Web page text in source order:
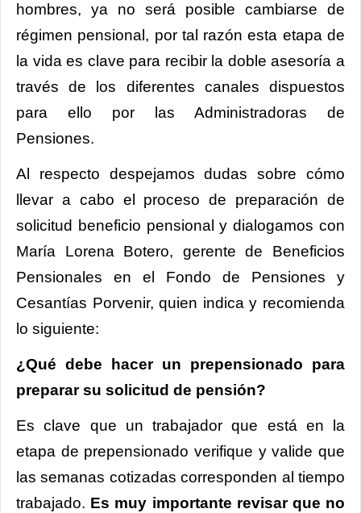
hombres, ya no será posible cambiarse de
régimen pensional, por tal razón esta etapa de
la vida es clave para recibir la doble asesoría a
través de los diferentes canales dispuestos
para ello por las Administradoras de
Pensiones.
Al respecto despejamos dudas sobre cómo
llevar a cabo el proceso de preparación de
solicitud beneficio pensional y dialogamos con
María Lorena Botero, gerente de Beneficios
Pensionales en el Fondo de Pensiones y
Cesantías Porvenir, quien indica y recomienda
lo siguiente:
¿Qué debe hacer un prepensionado para
preparar su solicitud de pensión?
Es clave que un trabajador que está en la
etapa de prepensionado verifique y valide que
las semanas cotizadas corresponden al tiempo
trabajado. Es muy importante revisar que no